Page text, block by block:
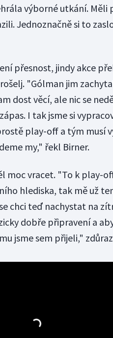
výborné utkání.
Jednoznačně si to
přesnost, jindy akce
"Gólman jim
dost věcí, ale nic se
I tak jsme si
play-off a tým musí
my," řekl Birner.
moc vracet. "To k play-
hlediska, tak mě už
chci teď nachystat na
dobře připravení a
jsme sem přijeli,"